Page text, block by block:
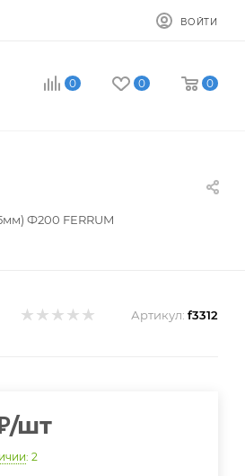
ВОЙТИ
0 0 0
Ф200 FERRUM
Артикул: f3312
/шт
: 2